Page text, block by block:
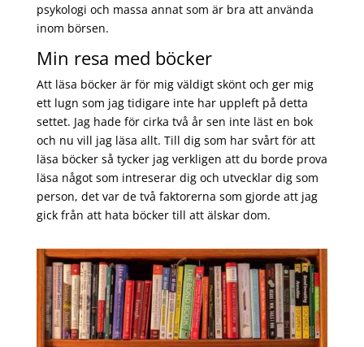
psykologi och massa annat som är bra att använda
inom börsen.
Min resa med böcker
Att läsa böcker är för mig väldigt skönt och ger mig
ett lugn som jag tidigare inte har uppleft på detta
settet. Jag hade för cirka två år sen inte läst en bok
och nu vill jag läsa allt. Till dig som har svårt för att
läsa böcker så tycker jag verkligen att du borde prova
läsa något som intreserar dig och utvecklar dig som
person, det var de två faktorerna som gjorde att jag
gick från att hata böcker till att älskar dom.